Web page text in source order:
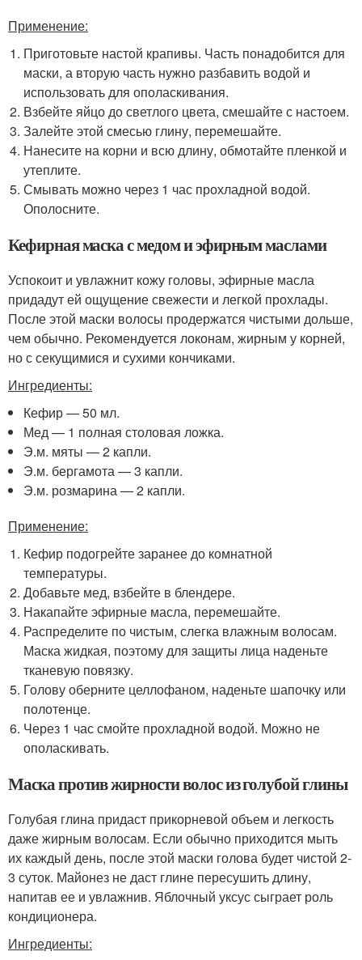
Применение:
Приготовьте настой крапивы. Часть понадобится для
маски, а вторую часть нужно разбавить водой и
использовать для ополаскивания.
Взбейте яйцо до светлого цвета, смешайте с настоем.
Залейте этой смесью глину, перемешайте.
Нанесите на корни и всю длину, обмотайте пленкой и
утеплите.
Смывать можно через 1 час прохладной водой.
Ополосните.
Кефирная маска с медом и эфирным маслами
Успокоит и увлажнит кожу головы, эфирные масла
придадут ей ощущение свежести и легкой прохлады.
После этой маски волосы продержатся чистыми дольше,
чем обычно. Рекомендуется локонам, жирным у корней,
но с секущимися и сухими кончиками.
Ингредиенты:
Кефир — 50 мл.
Мед — 1 полная столовая ложка.
Э.м. мяты — 2 капли.
Э.м. бергамота — 3 капли.
Э.м. розмарина — 2 капли.
Применение:
Кефир подогрейте заранее до комнатной
температуры.
Добавьте мед, взбейте в блендере.
Накапайте эфирные масла, перемешайте.
Распределите по чистым, слегка влажным волосам.
Маска жидкая, поэтому для защиты лица наденьте
тканевую повязку.
Голову оберните целлофаном, наденьте шапочку или
полотенце.
Через 1 час смойте прохладной водой. Можно не
ополаскивать.
Маска против жирности волос из голубой глины
Голубая глина придаст прикорневой объем и легкость
даже жирным волосам. Если обычно приходится мыть
их каждый день, после этой маски голова будет чистой 2-
3 суток. Майонез не даст глине пересушить длину,
напитав ее и увлажнив. Яблочный уксус сыграет роль
кондиционера.
Ингредиенты: